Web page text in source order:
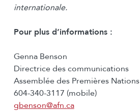
internationale.
Pour plus d’informations :
Genna Benson
Directrice des communications
Assemblée des Premières Nations
604-340-3117 (mobile)
gbenson@afn.ca